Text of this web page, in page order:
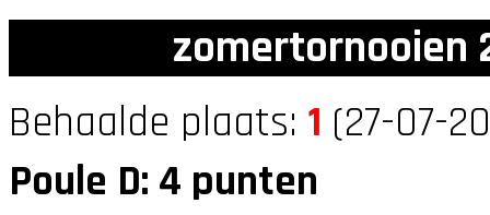
zomertornooien
Behaalde plaats: 1 (27-07-
Poule D: 4 punten